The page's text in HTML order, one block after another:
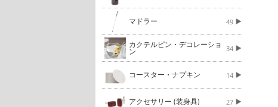
マドラー 49
カクテルピン・デコレーショ
ン 34
コースター・ナプキン 14
アクセサリー (装身具) 27